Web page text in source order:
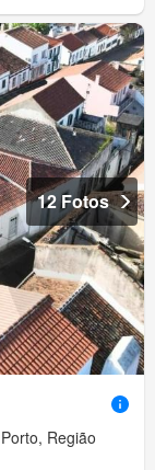
12 Fotos
Região